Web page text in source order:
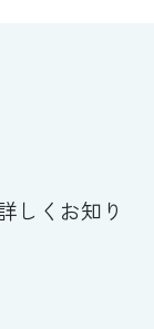
しくお知り